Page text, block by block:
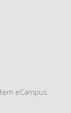
eCampus